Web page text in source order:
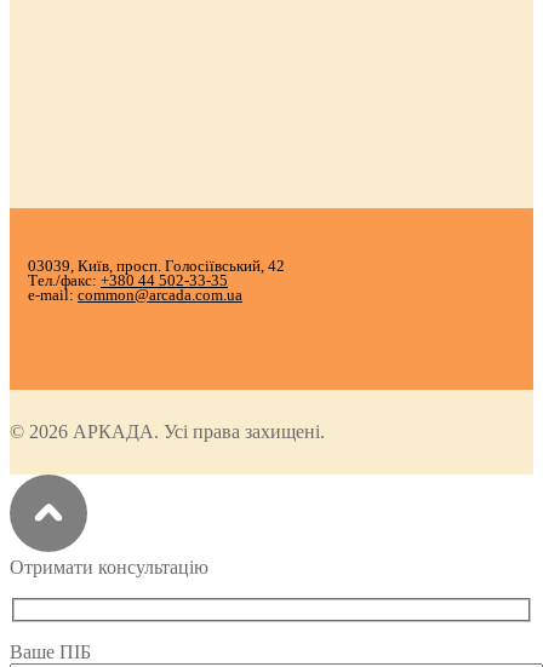
03039, Київ, просп. Голосіївський, 42
Тел./факс: +380 44 502-33-35
e-mail: common@arcada.com.ua
© 2026 АРКАДА. Усі права захищені.
Отримати консультацію
Ваше ПІБ